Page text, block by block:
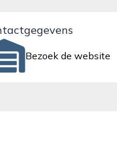
Bezoek de website